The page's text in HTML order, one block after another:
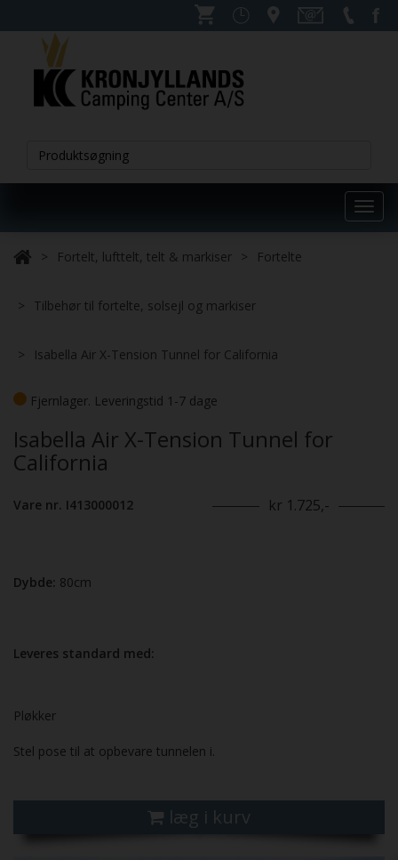
Fortelt, lufttelt, telt & markiser Fortelte
Tilbehør til fortelte, solsejl og markiser
Isabella Air X-Tension Tunnel for California
Fjernlager. Leveringstid 1-7 dage
Isabella Air X-Tension Tunnel for
California
Vare nr. I413000012 kr 1.725,-
Dybde: 80cm
Leveres standard med:
Pløkker
Stel pose til at opbevare tunnelen i.
læg i kurv